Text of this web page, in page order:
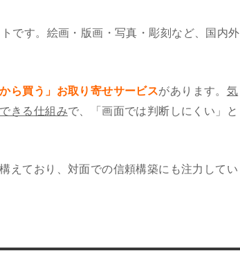
です。絵画・版画・写真・彫刻など、国内外
から買う」お取り寄せサービスがあります。 気
きる仕組みで、「画面では判断しにくい」と
えており、対面での信頼構築にも注力してい